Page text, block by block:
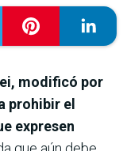
modificó por
prohibir el
expresen